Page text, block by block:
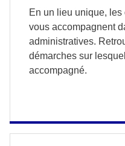
En un lieu unique,
vous accompagnent
administratives.
démarches sur
accompagné.